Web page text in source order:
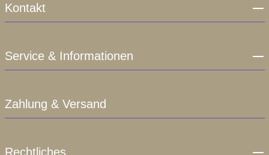
Kontakt
Service & Informationen
Zahlung & Versand
Rechtliches